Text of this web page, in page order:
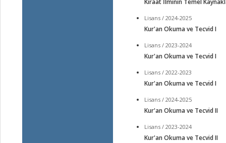
Kıraat İlminin Temel
Lisans / 2024-2025
Kur'an Okuma ve Tecvid I
Lisans / 2023-2024
Kur'an Okuma ve Tecvid I
Lisans / 2022-2023
Kur'an Okuma ve Tecvid I
Lisans / 2024-2025
Kur'an Okuma ve Tecvid II
Lisans / 2023-2024
Kur'an Okuma ve Tecvid II